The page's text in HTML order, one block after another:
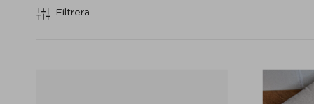
Filtrera